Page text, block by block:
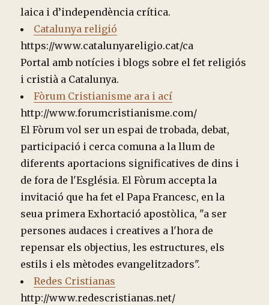
laica i d’independència crítica.
Catalunya religió
https://www.catalunyareligio.cat/ca
Portal amb notícies i blogs sobre el fet religiós
i cristià a Catalunya.
Fòrum Cristianisme ara i ací
http://www.forumcristianisme.com/
El Fòrum vol ser un espai de trobada, debat,
participació i cerca comuna a la llum de
diferents aportacions significatives de dins i
de fora de l'Església. El Fòrum accepta la
invitació que ha fet el Papa Francesc, en la
seua primera Exhortació apostòlica, "a ser
persones audaces i creatives a l'hora de
repensar els objectius, les estructures, els
estils i els mètodes evangelitzadors".
Redes Cristianas
http://www.redescristianas.net/